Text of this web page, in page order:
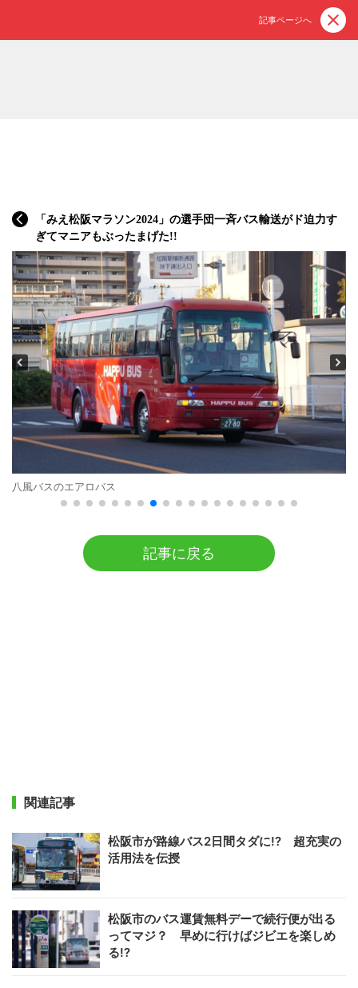
記事ページへ
「みえ松阪マラソン2024」の選手団一斉バス輸送がド迫力す
ぎてマニアもぶったまげた!!
八風バスのエアロバス
記事に戻る
関連記事
松阪市が路線バス2日間タダに!? 超充実の
活用法を伝授
松阪市のバス運賃無料デーで続行便が出る
ってマジ？ 早めに行けばジビエを楽しめ
る!?